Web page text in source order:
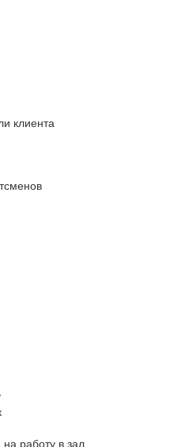
клиента
на работу в зал